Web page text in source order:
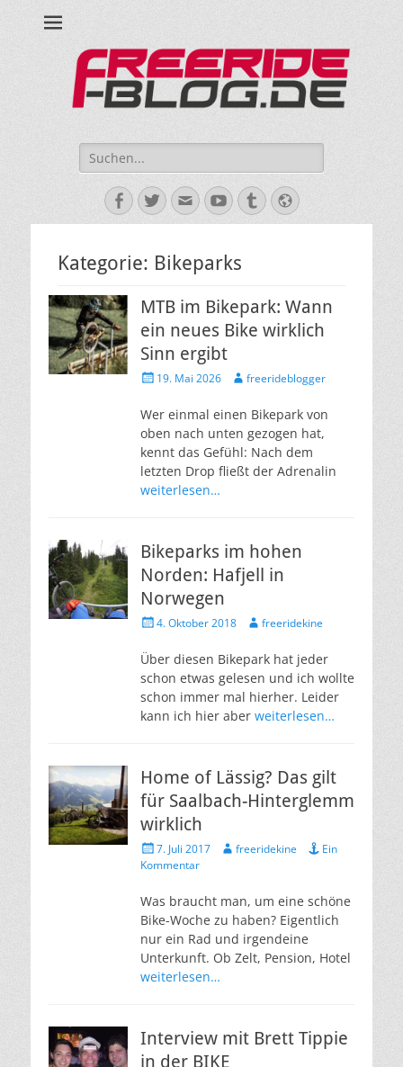
Suche
nach:
Facebook
Twitter
E-
Mail
YouTube
TumblrWebsite
Kategorie: Bikeparks
MTB im Bikepark: Wann
ein neues Bike wirklich
Sinn ergibt
Veröffentlicht
19. Mai 2026 Autorfreerideblogger
Wer einmal einen Bikepark von
oben nach unten gezogen hat,
kennt das Gefühl: Nach dem
letzten Drop fließt der Adrenalin
weiterlesen…
Bikeparks im hohen
Norden: Hafjell in
Norwegen
Veröffentlicht
4. Oktober 2018 Autorfreeridekine
Über diesen Bikepark hat jeder
schon etwas gelesen und ich wollte
schon immer mal hierher. Leider
kann ich hier aber weiterlesen…
Home of Lässig? Das gilt
für Saalbach-Hinterglemm
wirklich
Veröffentlicht
am
7. Juli 2017 Autorfreeridekine
Ein
Kommentar
Was braucht man, um eine schöne
Bike-Woche zu haben? Eigentlich
nur ein Rad und irgendeine
Unterkunft. Ob Zelt, Pension, Hotel
weiterlesen…
Interview mit Brett Tippie
in der BIKE